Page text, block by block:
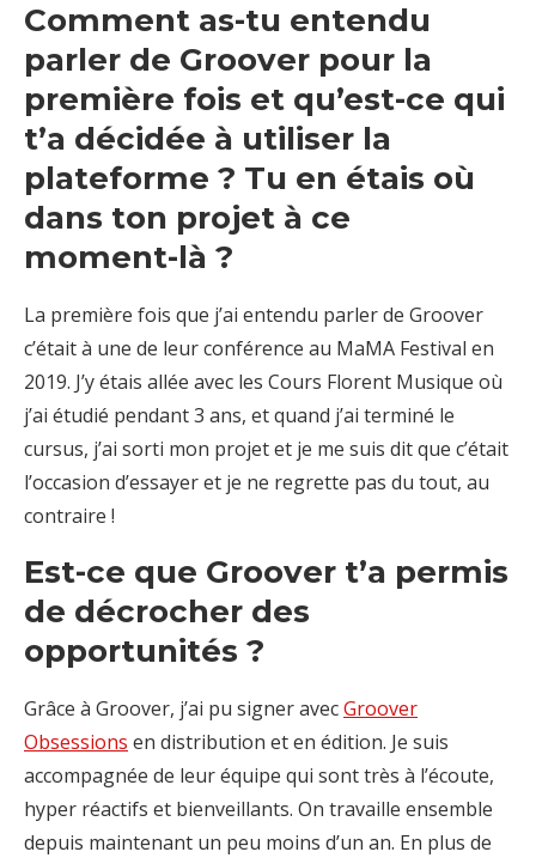
Comment as-tu entendu
parler de Groover pour la
première fois et qu’est-ce qui
t’a décidée à utiliser la
plateforme ? Tu en étais où
dans ton projet à ce
moment-là ?
La première fois que j’ai entendu parler de Groover
c’était à une de leur conférence au MaMA Festival en
2019. J’y étais allée avec les Cours Florent Musique où
j’ai étudié pendant 3 ans, et quand j’ai terminé le
cursus, j’ai sorti mon projet et je me suis dit que c’était
l’occasion d’essayer et je ne regrette pas du tout, au
contraire !
Est-ce que Groover t’a permis
de décrocher des
opportunités ?
Grâce à Groover, j’ai pu signer avecGroover
Obsessions en distribution et en édition. Je suis
accompagnée de leur équipe qui sont très à l’écoute,
hyper réactifs et bienveillants. On travaille ensemble
depuis maintenant un peu moins d’un an. En plus de